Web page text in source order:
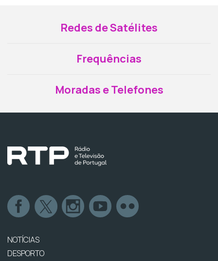
Redes de Satélites
Frequências
Moradas e Telefones
NOTÍCIAS
DESPORTO